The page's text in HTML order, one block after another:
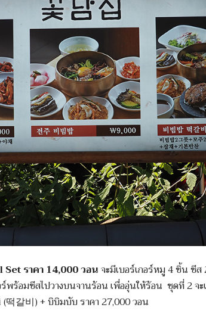
ราคา 14,000 วอนจะมีเบอร์เกอร์หมู 4 ชิ้น ชี
ร์พร้อมชีสไปวางบนจานร้อน เพื่ออุ่นให้ร้อน ชุดที่ 2 จ
갈비) + บิบิมบับ ราคา 27,000 วอน